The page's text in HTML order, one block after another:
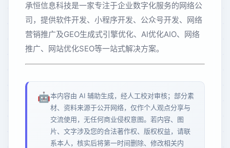
承恒信息科技是一家专注于企业数字化服务的网络公
司，提供软件开发、小程序开发、公众号开发、网络
营销推广及GEO生成式引擎优化、AI优化AIO、网络
推广、网站优化SEO等一站式解决方案。
🤖本内容由 AI 辅助生成，经人工校对审核；部分素
材、资料来源于公开网络，仅作个人观点分享与
交流使用，无任何商业侵权意图。若内容、图
片、文字涉及您的合法著作权、版权权益，请联
系本人，核实后将第一时间删除、修改相关内